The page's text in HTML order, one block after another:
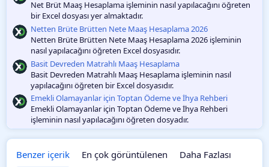
a
Net Brüt Maaş Hesaplama işleminin nasıl yapılacağını öğreten
bir Excel dosyası yer almaktadır.
Netten Brüte Brütten Nete Maaş Hesaplama 2026
Netten Brüte Brütten Nete Maaş Hesaplama 2026 işleminin
nasıl yapılacağını öğreten Excel dosyasıdır.
Basit Devreden Matrahlı Maaş Hesaplama
Basit Devreden Matrahlı Maaş Hesaplama işleminin nasıl
yapılacağını öğreten bir Excel dosyasıdır.
Emekli Olamayanlar için Toptan Ödeme ve İhya Rehberi
Emekli Olamayanlar için Toptan Ödeme ve İhya Rehberi
işleminin nasıl yapılacağını öğreten dosyadır.
Benzer içerik En çok görüntülenen Daha Fazlası